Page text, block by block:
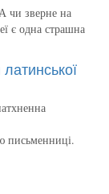
чи зверне на
є одна страшна
письменниці.